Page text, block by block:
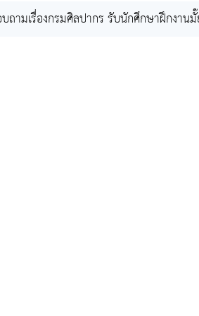
ถามเรื่องกรมศิลปากร รับนักศึกษาฝึกงาน